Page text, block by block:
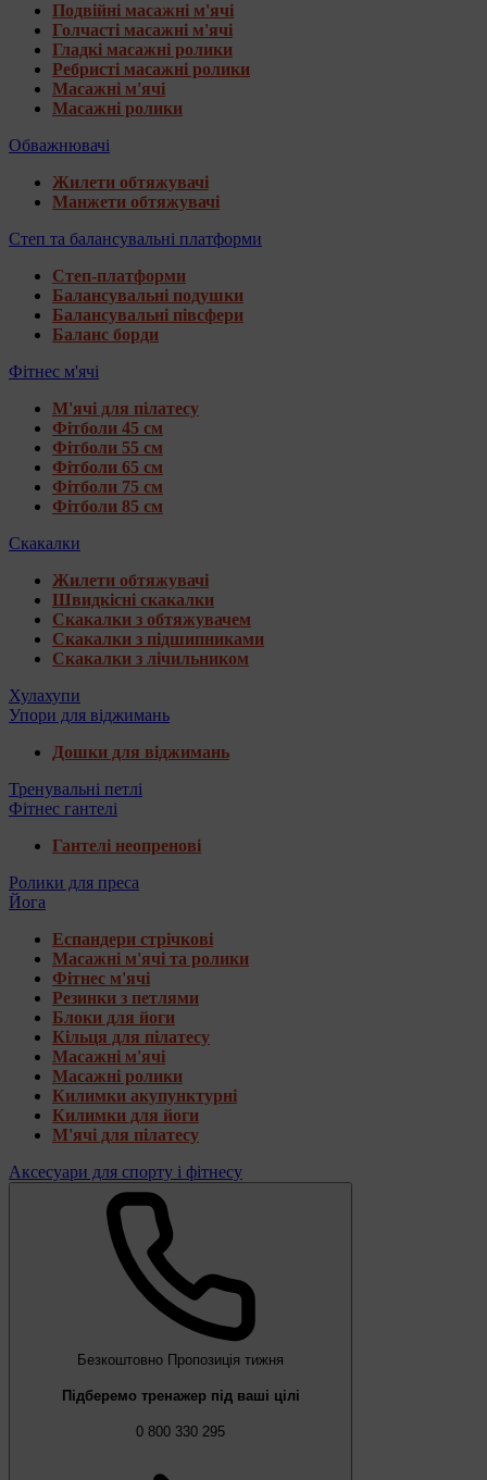
Подвійні масажні м'ячі
Голчасті масажні м'ячі
Гладкі масажні ролики
Ребристі масажні ролики
Масажні м'ячі
Масажні ролики
Обважнювачі
Жилети обтяжувачі
Манжети обтяжувачі
Степ та балансувальні платформи
Степ-платформи
Балансувальні подушки
Балансувальні півсфери
Баланс борди
Фітнес м'ячі
М'ячі для пілатесу
Фітболи 45 см
Фітболи 55 см
Фітболи 65 см
Фітболи 75 см
Фітболи 85 см
Скакалки
Жилети обтяжувачі
Швидкісні скакалки
Скакалки з обтяжувачем
Скакалки з підшипниками
Скакалки з лічильником
Хулахупи
Упори для віджимань
Дошки для віджимань
Тренувальні петлі
Фітнес гантелі
Гантелі неопренові
Ролики для преса
Йога
Еспандери стрічкові
Масажні м'ячі та ролики
Фітнес м'ячі
Резинки з петлями
Блоки для йоги
Кільця для пілатесу
Масажні м'ячі
Масажні ролики
Килимки акупунктурні
Килимки для йоги
М'ячі для пілатесу
Аксесуари для спорту і фітнесу
Безкоштовно Пропозиція тижня
Підберемо тренажер під ваші цілі
0 800 330 295